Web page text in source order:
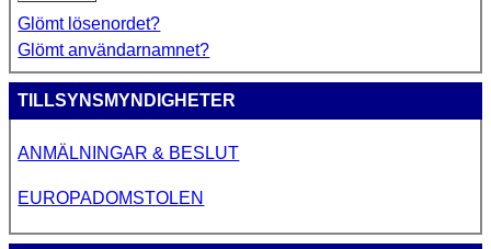
Glömt lösenordet?
Glömt användarnamnet?
TILLSYNSMYNDIGHETER
ANMÄLNINGAR & BESLUT
EUROPADOMSTOLEN